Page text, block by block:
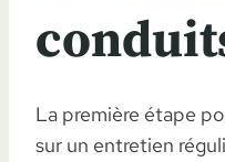
La première étape
sur un entretien